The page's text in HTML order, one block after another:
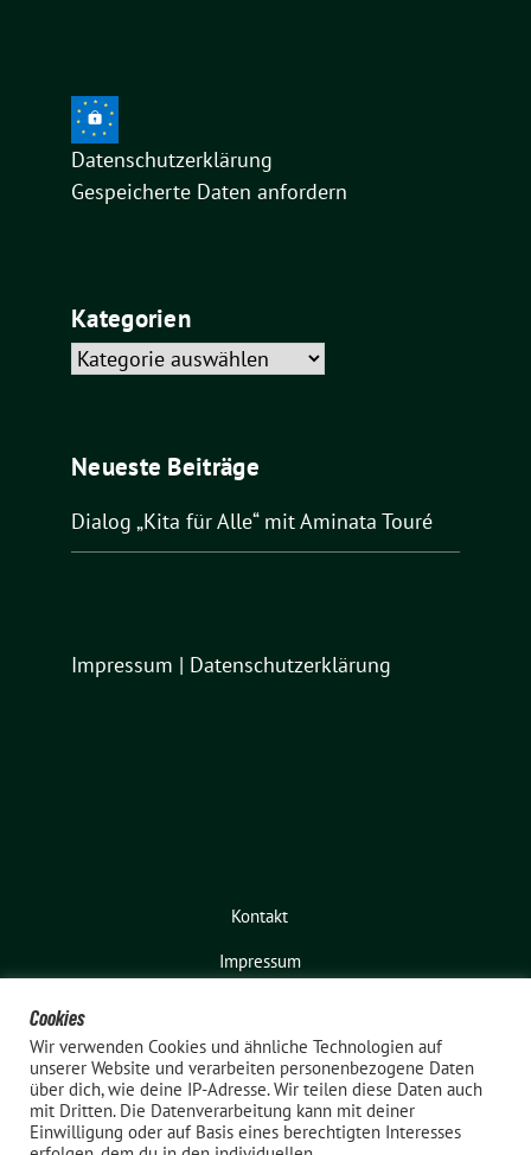
Datenschutzerklärung
Gespeicherte Daten anfordern
Kategorien
Kategorien
Neueste Beiträge
Dialog „Kita für Alle“ mit Aminata Touré
Impressum | Datenschutzerklärung
Kontakt
Impressum
Cookies
Wir verwenden Cookies und ähnliche Technologien auf
unserer Website und verarbeiten personenbezogene Daten
über dich, wie deine IP-Adresse. Wir teilen diese Daten auch
mit Dritten. Die Datenverarbeitung kann mit deiner
Einwilligung oder auf Basis eines berechtigten Interesses